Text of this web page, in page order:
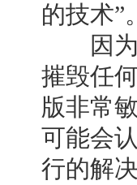
的技术”
因为
摧毁任
版非常
可能会
行的解